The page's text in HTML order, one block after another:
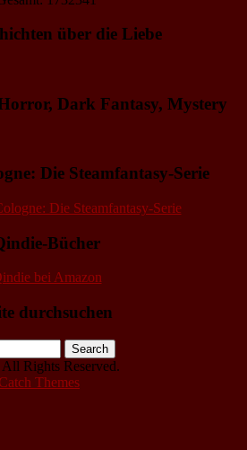
über die Liebe
Dark Fantasy, Mystery
Die Steamfantasy-Serie
Bücher
bei Amazon
durchsuchen
All Rights Reserved.
Themes